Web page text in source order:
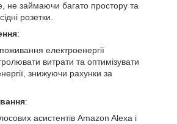
не займаючи багато простору та
розетки.
:
електроенергії
витрати та оптимізувати
знижуючи рахунки за
:
асистентів Amazon Alexa і